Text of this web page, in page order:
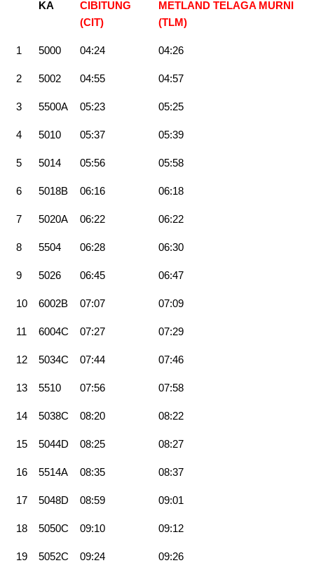
KA
CIBITUNG
(CIT)
METLAND TELAGA MURNI
(TLM)
1 5000 04:24 04:26
2 5002 04:55 04:57
3 5500A 05:23 05:25
4 5010 05:37 05:39
5 5014 05:56 05:58
6 5018B 06:16 06:18
7 5020A 06:22 06:22
8 5504 06:28 06:30
9 5026 06:45 06:47
10 6002B 07:07 07:09
11 6004C 07:27 07:29
12 5034C 07:44 07:46
13 5510 07:56 07:58
14 5038C 08:20 08:22
15 5044D 08:25 08:27
16 5514A 08:35 08:37
17 5048D 08:59 09:01
18 5050C 09:10 09:12
19 5052C 09:24 09:26